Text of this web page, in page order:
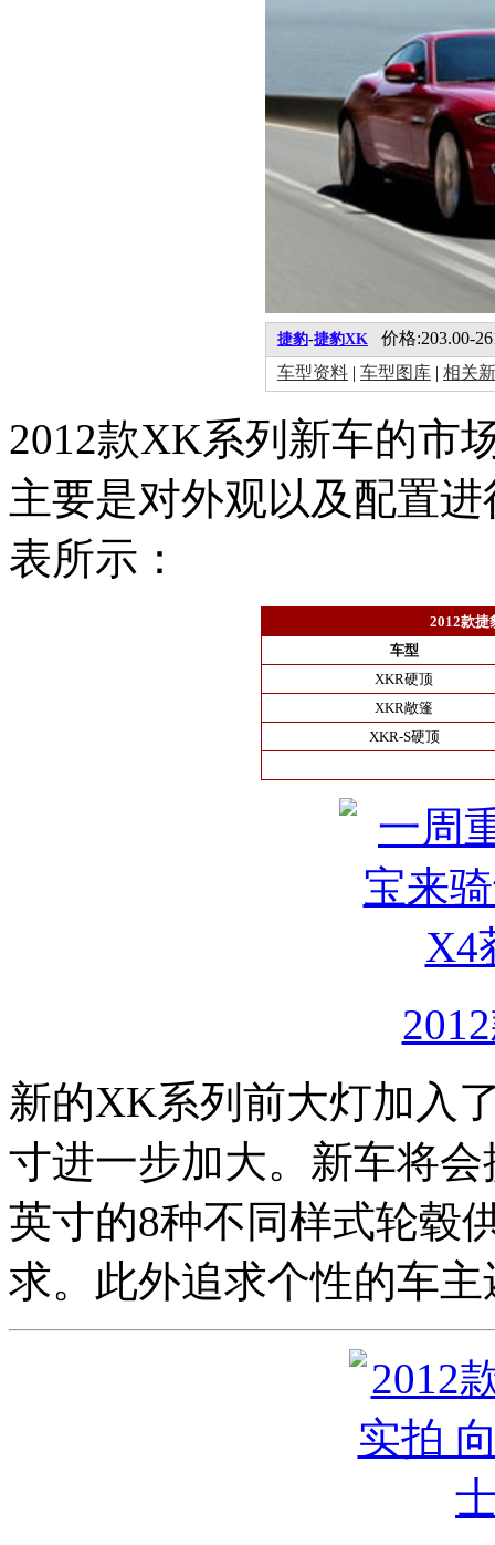
捷豹-捷豹XK
价格:203.00-
车型资料 | 车型图库 | 相关
2012款XK系列新车的市
主要是对外观以及配置
表所示：
2012款捷
车型
XKR硬顶
XKR敞篷
XKR-S硬顶
新的XK系列前大灯加入
寸进一步加大。新车将
英寸的8种不同样式轮毂
求。此外追求个性的车